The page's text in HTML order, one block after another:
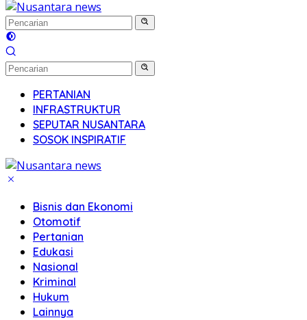
PERTANIAN
INFRASTRUKTUR
SEPUTAR NUSANTARA
SOSOK INSPIRATIF
Bisnis dan Ekonomi
Otomotif
Pertanian
Edukasi
Nasional
Kriminal
Hukum
Lainnya